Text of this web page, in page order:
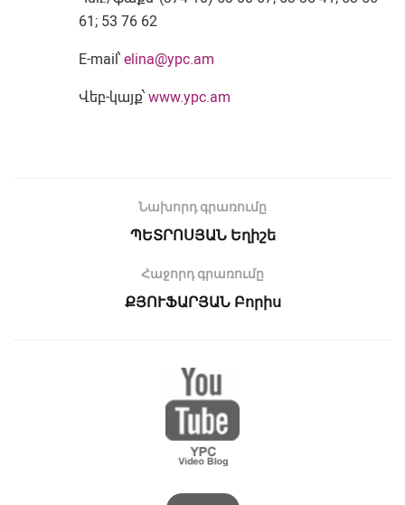
61; 53 76 62
E-mail՝ elina@ypc.am
Վեբ-կայք՝ www.ypc.am
Նախորդ գրառումը
ՊԵՏՐՈՍՅԱՆ Եղիշե
Հաջորդ գրառումը
ՔՅՈՒՖԱՐՅԱՆ Բորիս